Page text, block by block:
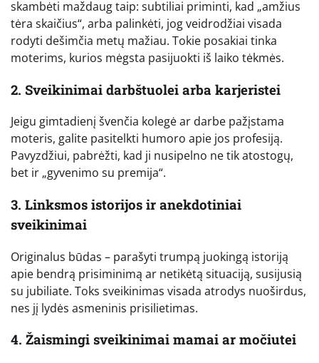
skambėti maždaug taip: subtiliai priminti, kad „amžius
tėra skaičius“, arba palinkėti, jog veidrodžiai visada
rodyti dešimčia metų mažiau. Tokie posakiai tinka
moterims, kurios mėgsta pasijuokti iš laiko tėkmės.
2. Sveikinimai darbštuolei arba karjeristei
Jeigu gimtadienį švenčia kolegė ar darbe pažįstama
moteris, galite pasitelkti humoro apie jos profesiją.
Pavyzdžiui, pabrėžti, kad ji nusipelno ne tik atostogų,
bet ir „gyvenimo su premija“.
3. Linksmos istorijos ir anekdotiniai
sveikinimai
Originalus būdas – parašyti trumpą juokingą istoriją
apie bendrą prisiminimą ar netikėtą situaciją, susijusią
su jubiliate. Toks sveikinimas visada atrodys nuoširdus,
nes jį lydės asmeninis prisilietimas.
4. Žaismingi sveikinimai mamai ar močiutei